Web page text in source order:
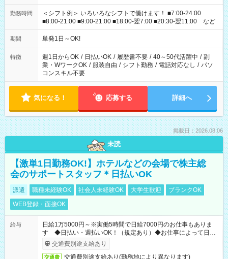
勤務時間
＜シフト例＞ いろいろなシフトで働けます！ ■7:00-24:00
■8:00-21:00 ■9:00-21:00 ■18:00-翌7:00 ■20:30-翌11:00 など
期間 単発1日～OK!
特徴 週1日からOK / 日払いOK / 履歴書不要 / 40～50代活躍中 / 副
業・WワークOK / 服装自由 / シフト勤務 / 電話対応なし / パソ
コンスキル不要
気になる！ 応募する 詳細へ
掲載日：2026.08.06
未読
【激単1日勤務OK!】ホテルなどの会場で株主総
会のサポートスタッフ＊日払いOK
派遣 職種未経験OK 社会人未経験OK 大学生歓迎
ブランクOK
WEB登録・面接OK
給与
日給1万5000円～※実働5時間で日給7000円のお仕事もありま
す ◆日払い・週払いOK！（規定あり）◆お仕事によって日給
も異なります
交通費別途支給あり
交通費 交通費別途支給あり(勤務地により異なります)